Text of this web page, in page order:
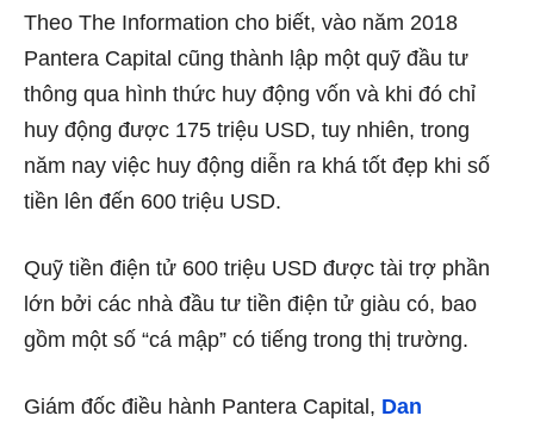
Theo The Information cho biết, vào năm 2018
Pantera Capital cũng thành lập một quỹ đầu tư
thông qua hình thức huy động vốn và khi đó chỉ
huy động được 175 triệu USD, tuy nhiên, trong
năm nay việc huy động diễn ra khá tốt đẹp khi số
tiền lên đến 600 triệu USD.
Quỹ tiền điện tử 600 triệu USD được tài trợ phần
lớn bởi các nhà đầu tư tiền điện tử giàu có, bao
gồm một số “cá mập” có tiếng trong thị trường.
Giám đốc điều hành Pantera Capital, Dan